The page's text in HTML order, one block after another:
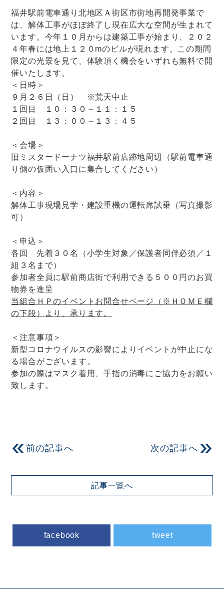
福井駅前電車通り北地区Ａ街区市街地再開発事業で
は、解体工事がほぼ終了し現在広大な空間が生まれて
います。今年１０月からは建築工事が始まり、２０２
４年春には地上１２０mのビルが現れます。この期間
限定の光景を見て、体験頂く機会をいずれも無料で開
催いたします。
＜日時＞
９月２６日（日） ※荒天中止
１回目 １０：３０～１１：１５
２回目 １３：００～１３：４５
＜会場＞
旧ミスタードーナツ福井駅前店跡地周辺（駅前電車通
り側の仮囲い入口に集合してください）
＜内容＞
解体工事現場見学・建設重機の運転席試乗（写真撮影
可）
＜申込＞
各回 先着３０名（小学生対象／保護者同伴必須／１
組３名まで）
参加者全員に駅前商店街で利用できる５００円のお買
物券を進呈
当組合ＨＰのイベントお問合せページ（※ＨＯＭＥ欄
の下段）より、承ります。
＜注意事項＞
新型コロナウイルスの影響によりイベントが中止にな
る場合がございます。
参加の際はマスク着用、手指の消毒にご協力をお願い
致します。
前の記事へ 次の記事へ
記事一覧へ
facebook tweet